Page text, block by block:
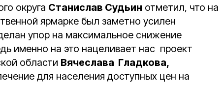
округа Станислав Судьин отметил, что на
ярмарке был заметно усилен
упор на максимальное снижение
именно на это нацеливает нас проект
области Вячеслава Гладкова,
для населения доступных цен на